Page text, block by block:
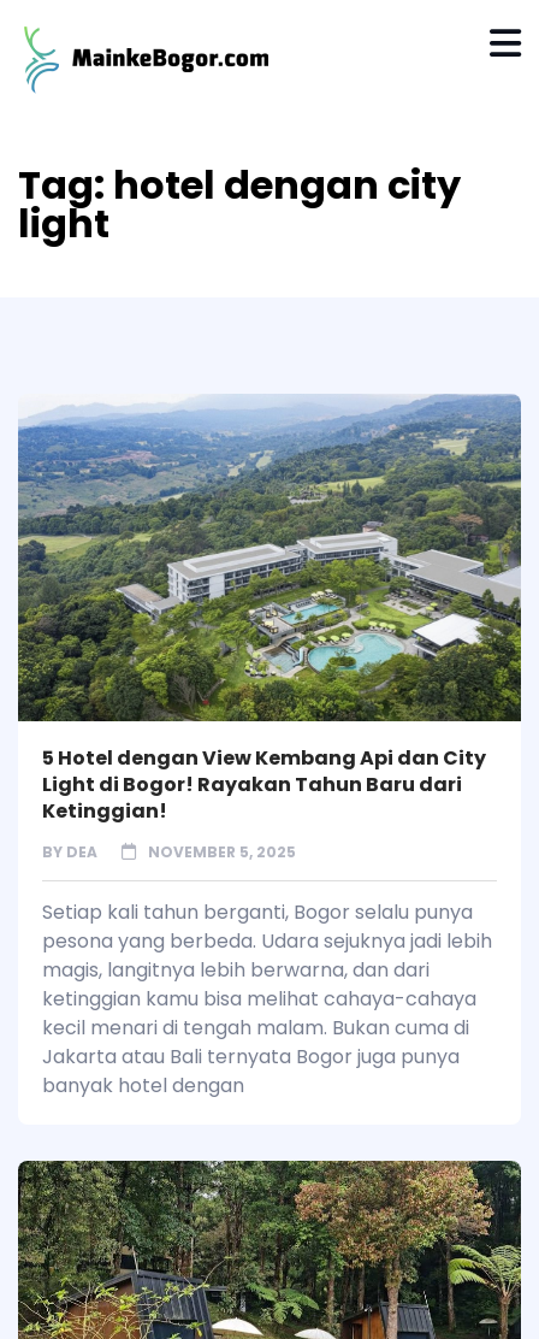
Tag: hotel dengan city
light
5 Hotel dengan View Kembang Api dan City
Light di Bogor! Rayakan Tahun Baru dari
Ketinggian!
BY DEA NOVEMBER 5, 2025
Setiap kali tahun berganti, Bogor selalu punya
pesona yang berbeda. Udara sejuknya jadi lebih
magis, langitnya lebih berwarna, dan dari
ketinggian kamu bisa melihat cahaya-cahaya
kecil menari di tengah malam. Bukan cuma di
Jakarta atau Bali ternyata Bogor juga punya
banyak hotel dengan